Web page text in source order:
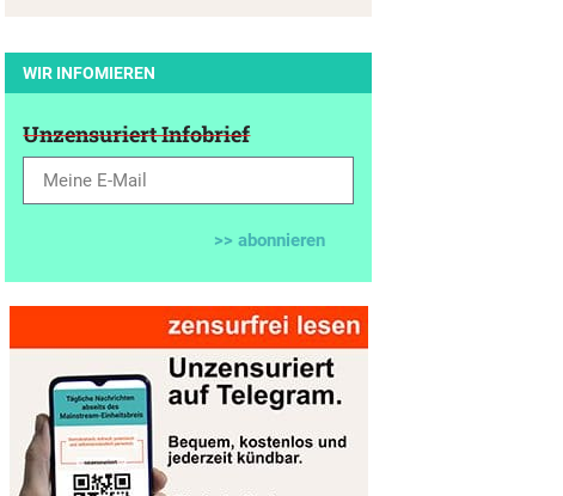
WIR INFOMIEREN
Unzensuriert Infobrief
>> abonnieren